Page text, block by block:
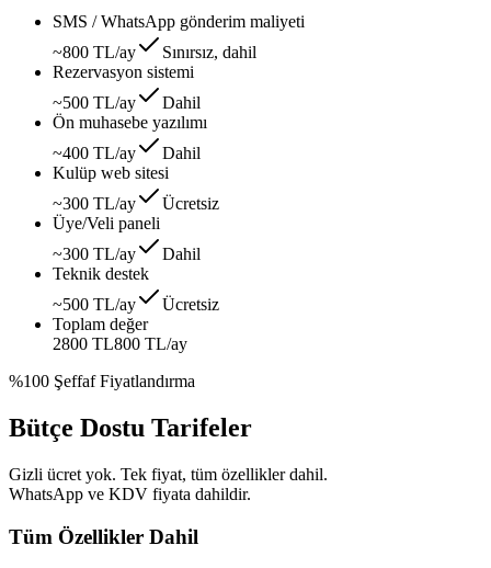
SMS / WhatsApp gönderim maliyeti
~800 TL/ay
Sınırsız, dahil
Rezervasyon sistemi
~500 TL/ay
Dahil
Ön muhasebe yazılımı
~400 TL/ay
Dahil
Kulüp web sitesi
~300 TL/ay
Ücretsiz
Üye/Veli paneli
~300 TL/ay
Dahil
Teknik destek
~500 TL/ay
Ücretsiz
Toplam değer
2800 TL800 TL/ay
%100 Şeffaf Fiyatlandırma
Bütçe Dostu Tarifeler
Gizli ücret yok. Tek fiyat, tüm özellikler dahil.
WhatsApp ve KDV fiyata dahildir.
Tüm Özellikler Dahil